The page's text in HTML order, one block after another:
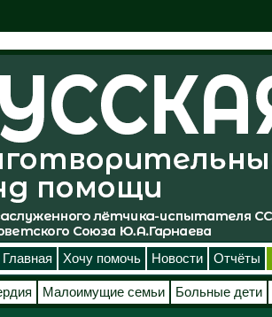
Главная Хочу помочь Новости Отчёты
Малоимущие семьи Больные дети